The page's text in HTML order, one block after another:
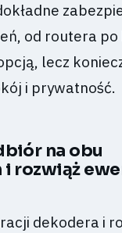
od routera
lecz
i prywatność.
na obu
rozwiąż
dekodera i